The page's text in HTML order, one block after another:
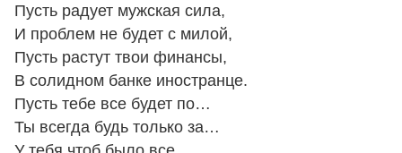
Пусть радует мужская сила,
И проблем не будет с милой,
Пусть растут твои финансы,
В солидном банке иностранце.
Пусть тебе все будет по…
Ты всегда будь только за…